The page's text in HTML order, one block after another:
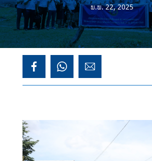
ພ.ພ. 22, 2025